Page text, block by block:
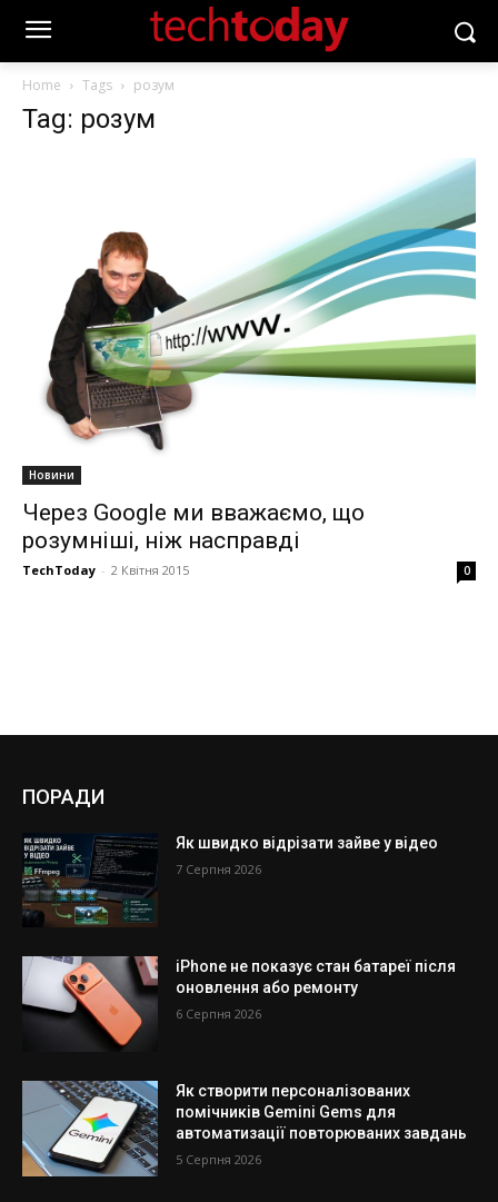
Home Tags розум
Tag: розум
Новини
Через Google ми вважаємо, що
розумніші, ніж насправді
TechToday - 2 Квітня 2015 0
ПОРАДИ
Як швидко відрізати зайве у відео
7 Серпня 2026
iPhone не показує стан батареї після
оновлення або ремонту
6 Серпня 2026
Як створити персоналізованих
помічників Gemini Gems для
автоматизації повторюваних завдань
5 Серпня 2026